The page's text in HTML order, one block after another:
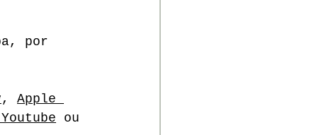
por
, Apple
ou